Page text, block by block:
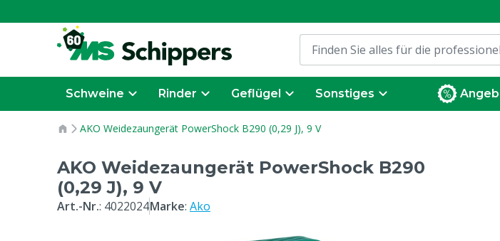
Schweine Rinder Geflügel Sonstiges
AKO Weidezaungerät PowerShock B290 (0,29 J), 9 V
AKO Weidezaungerät PowerShock B290
(0,29 J), 9 V
Art.-Nr.: 4022024Marke: Ako